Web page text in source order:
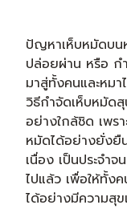
ปัญหาเห็บหมัดบน
ปล่อยผ่าน หรือ กำ
มาสู่ทั้งคนและหมา
วิธีกําจัดเห็บหมัด
อย่างใกล้ชิด เพร
หมัดได้อย่างยั่ง
เนื่อง เป็นประจำ
ไปแล้ว เพื่อให้ทั้ง
ได้อย่างมีความสุ